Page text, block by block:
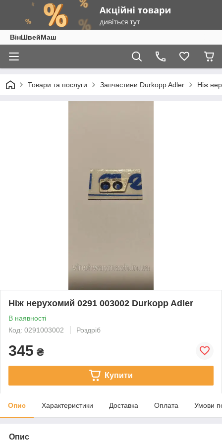
ВінШвейМаш
Товари та послуги Запчастини Durkopp Adler Ніж
Ніж нерухомий 0291 003002 Durkopp Adler
В наявності
Код: 0291003002
Роздріб
345 ₴
Купити
Опис Характеристики Доставка Оплата Умови
Опис